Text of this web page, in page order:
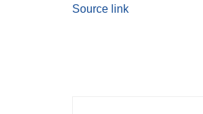
Source link